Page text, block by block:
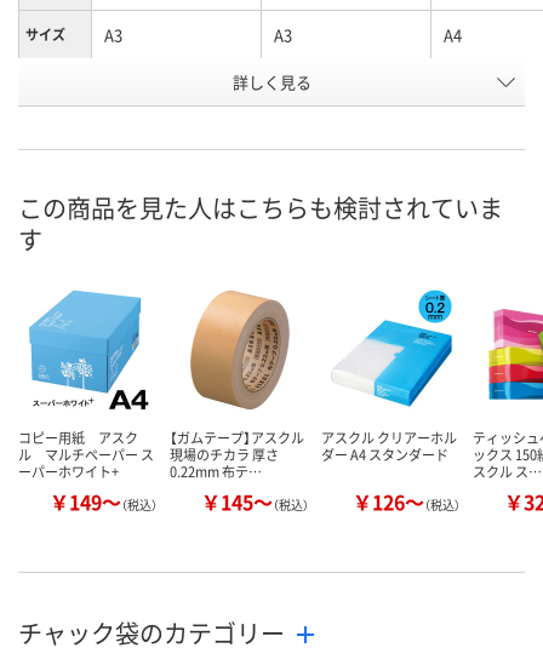
サイズ A3 A3 A4
2326890 9477528
8月8日（土）
ません
カ
詳しく見る
この商品を見た人はこちらも検討されていま
す
コピー用紙 アスク
ル マルチペーパー ス
ーパーホワイト+
￥149～（税込）
【ガムテープ】アスクル
現場のチカラ 厚さ
0.22mm 布テ…
￥145～（税込）
アスクル クリアーホル
ダー A4 スタンダード
￥126～（税込）
ティッシ
ックス 150
スクル ス…
￥
チャック袋のカテゴリー